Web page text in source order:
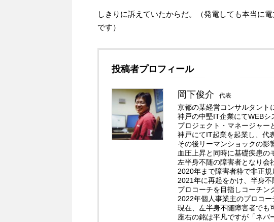
しきりに訴えていたからだ。（発電しても本当に
です）
投稿者プロフィール
岡下俊介 代表
京都の某経営コンサルタント
神戸の中堅IT企業にてWEB
プロジェクト・マネージャー
神戸にてIT起業を起業し、代
その後リーマンショックの影
血圧上昇と同時に基礎疾患の
左半身不随の障害者となり会
2020年まで障害者枠で非正
2021年に再起をかけ、半身
プロコーチを目指しコーチン
2022年個人事業主のプロコー
現在、左半身不随障害者でも
座右の銘は平凡ですが「ネバ